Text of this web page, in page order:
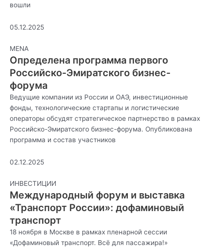
вошли
05.12.2025
MENA
Определена программа первого
Российско-Эмиратского бизнес-
форума
Ведущие компании из России и ОАЭ, инвестиционные
фонды, технологические стартапы и логистические
операторы обсудят стратегическое партнерство в рамках
Российско-Эмиратского бизнес-форума. Опубликована
программа и состав участников
02.12.2025
ИНВЕСТИЦИИ
Международный форум и выставка
«Транспорт России»: дофаминовый
транспорт
18 ноября в Москве в рамках пленарной сессии
«Дофаминовый транспорт. Всё для пассажира!»